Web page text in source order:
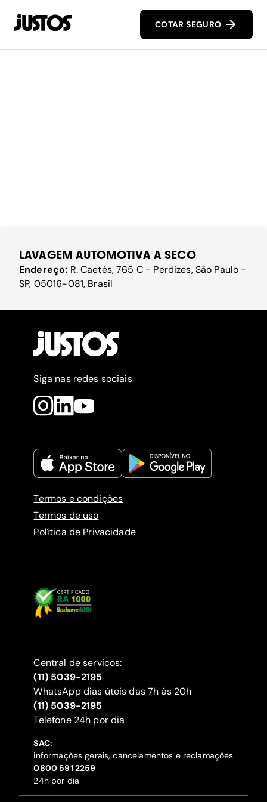
COTAR SEGURO
LAVAGEM AUTOMOTIVA A SECO
Endereço: R. Caetés, 765 C - Perdizes, São Paulo -
SP, 05016-081, Brasil
Siga nas redes sociais
Termos e condições
Termos de uso
Política de Privacidade
Central de serviços:
(11) 5039-2195
WhatsApp dias úteis das 7h às 20h
(11) 5039-2195
‍Telefone 24h por dia
SAC:
informações gerais, cancelamentos e reclamações
‍0800 591 2259
24h por dia